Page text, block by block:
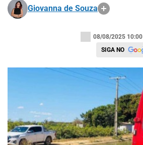
Giovanna de Souza
08/08/2025 10:00
SIGA NO